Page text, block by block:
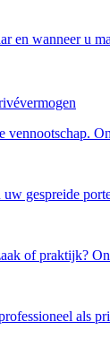
en wanneer u
gespreide
of praktijk?
als